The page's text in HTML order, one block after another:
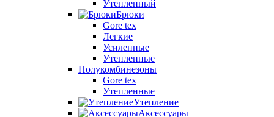
Утепленный
Брюки
Gore tex
Легкие
Усиленные
Утепленные
Полукомбинезоны
Gore tex
Утепленные
Утепление
Аксессуары